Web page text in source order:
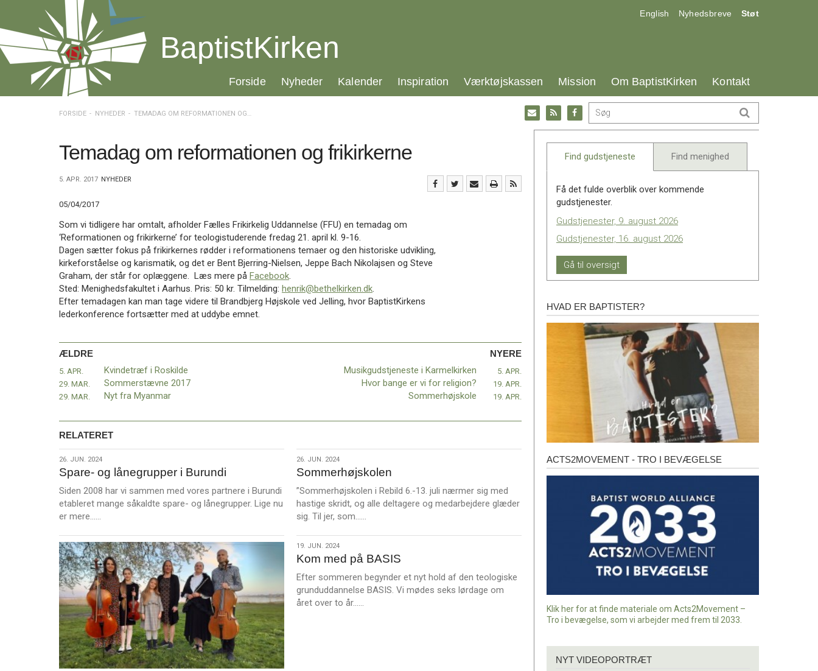
over
og
gå
Vend
tilbage
Værktøjskassen
BaptistKirken
Inspiration
Værktøjskassen
BaptistKirken
Musikgudstjeneste
17.0:
English 18.0:
Nyhedsbreve 19.0:
Støt
BaptistKirken
20.0:
Forside 21.0:
Nyheder 22.0:
Kalender 23.0:
Inspiration 24.0:
Værktøjskassen 25.0:
Mission 26.0:
Om BaptistKirken 27.0:
Kontakt
FORSIDE NYHEDER TEMADAG OM REFORMATIONEN OG FRIKIRKERNE
Gå
til:
Facebook
Gå
til:
RSS
feed
Gå
til:
Email
Temadag om reformationen og frikirkerne
5. APR. 2017 NYHEDER
05/04/2017
Som vi tidligere har omtalt, afholder Fælles Frikirkelig Uddannelse (FFU) en temadag om
‘Reformationen og frikirkerne’ for teologistuderende fredag 21. april kl. 9-16.
Dagen sætter fokus på frikirkernes rødder i reformationens temaer og den historiske udvikling,
kirkeforståelse og karismatik, og det er Bent Bjerring-Nielsen, Jeppe Bach Nikolajsen og Steve
Graham, der står for oplæggene. Læs mere på Facebook.
Sted: Menighedsfakultet i Aarhus. Pris: 50 kr. Tilmelding: henrik@bethelkirken.dk.
Efter temadagen kan man tage videre til Brandbjerg Højskole ved Jelling, hvor BaptistKirkens
lederkonference fortsætter med at uddybe emnet.
ÆLDRE
5. APR. Kvindetræf i Roskilde
29. MAR. Sommerstævne 2017
29. MAR. Nyt fra Myanmar
NYERE
Musikgudstjeneste i Karmelkirken 5. APR.
Hvor bange er vi for religion? 19. APR.
Sommerhøjskole 19. APR.
RELATERET
26.
jun.
2024
26. JUN. 2024
Spare- og lånegrupper i Burundi
Siden 2008 har vi sammen med vores partnere i Burundi
etableret mange såkaldte spare- og lånegrupper. Lige nu
er mere……
s
m
e
r
e
26.
jun.
2024
26. JUN. 2024
Sommerhøjskolen
”Sommerhøjskolen i Rebild 6.-13. juli nærmer sig med
hastige skridt, og alle deltagere og medarbejdere glæder
sig. Til jer, som……
m
r
e
19.
jun.
2024
19. JUN. 2024
Kom med på BASIS
Efter sommeren begynder et nyt hold af den teologiske
grunduddannelse BASIS. Vi mødes seks lørdage om
året over to år……
Find gudstjeneste Find menighed
Få det fulde overblik over kommende
gudstjenester.
Gudstjenester, 9. august 2026
Gudstjenester, 16. august 2026
Gå til oversigt
Hvad
er
baptister?
HVAD ER BAPTISTER?
Acts2Movement
ACTS2MOVEMENT - TRO I BEVÆGELSE
Klik her for at finde materiale om Acts2Movement –
Tro i bevægelse, som vi arbejder med frem til 2033.
videoportræt
NYT VIDEOPORTRÆT